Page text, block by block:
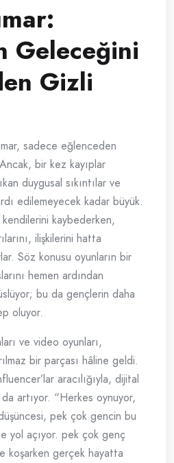
Geleceğini
Gizli
sadece eğlenceden
bir kez kayıplar
duygusal sıkıntılar ve
edilemeyecek kadar büyük.
kaybederken,
ilişkilerini hatta
Söz konusu oyunların bir
hemen ardından
bu da gençlerin daha
oluyor.
ve video oyunları,
bir parçası hâline geldi.
aracılığıyla, dijital
artıyor. “Herkes oynuyor,
pek çok gencin bu
yol açıyor. pek çok genç
koşarken gerçek hayatta